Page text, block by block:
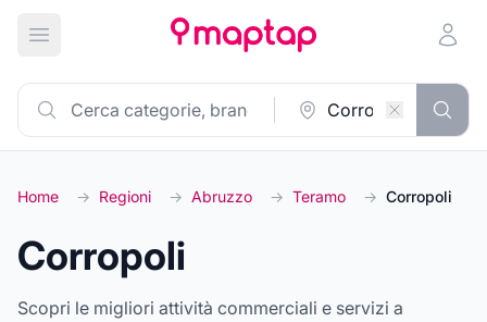
Apri menu principale
Home → Regioni → Abruzzo → Teramo → Corropoli
Corropoli
Scopri le migliori attività commerciali e servizi a